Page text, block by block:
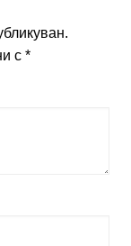
с *